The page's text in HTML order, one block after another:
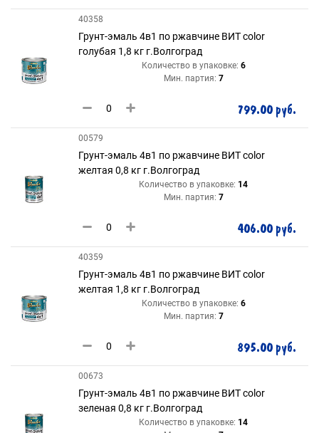
40358
Грунт-эмаль 4в1 по ржавчине ВИТ color
голубая 1,8 кг г.Волгоград
Количество в упаковке: 6
Мин. партия: 7
799.00 руб.
00579
Грунт-эмаль 4в1 по ржавчине ВИТ color
желтая 0,8 кг г.Волгоград
Количество в упаковке: 14
Мин. партия: 7
406.00 руб.
40359
Грунт-эмаль 4в1 по ржавчине ВИТ color
желтая 1,8 кг г.Волгоград
Количество в упаковке: 6
Мин. партия: 7
895.00 руб.
00673
Грунт-эмаль 4в1 по ржавчине ВИТ color
зеленая 0,8 кг г.Волгоград
Количество в упаковке: 14